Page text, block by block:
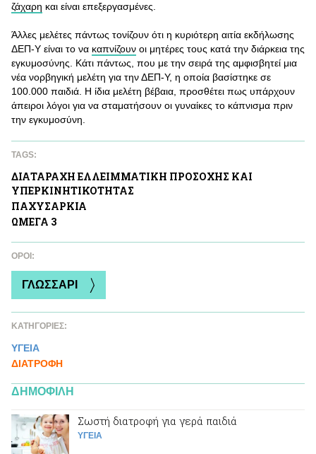
ζάχαρη και είναι επεξεργασμένες.
Άλλες μελέτες πάντως τονίζουν ότι η κυριότερη αιτία εκδήλωσης
ΔΕΠ-Υ είναι το να καπνίζουν οι μητέρες τους κατά την διάρκεια της
εγκυμοσύνης. Κάτι πάντως, που με την σειρά της αμφισβητεί μια
νέα νορβηγική μελέτη για την ΔΕΠ-Υ, η οποία βασίστηκε σε
100.000 παιδιά. Η ίδια μελέτη βέβαια, προσθέτει πως υπάρχουν
άπειροι λόγοι για να σταματήσουν οι γυναίκες το κάπνισμα πριν
την εγκυμοσύνη.
TAGS:
ΔΙΑΤΑΡΑΧΗ ΕΛΛΕΙΜΜΑΤΙΚΗ ΠΡΟΣΟΧΗΣ ΚΑΙ
ΥΠΕΡΚΙΝΗΤΙΚΟΤΗΤΑΣ
ΠΑΧΥΣΑΡΚΙΑ
ΩΜΕΓΑ 3
ΌΡΟΙ:
ΓΛΩΣΣΑΡΙ
ΚΑΤΗΓΟΡΙΕΣ:
ΥΓΕΙΑ
ΔΙΑΤΡΟΦΗ
ΔΗΜΟΦΙΛΗ
Σωστή διατροφή για γερά παιδιά
ΥΓΕΙΑ